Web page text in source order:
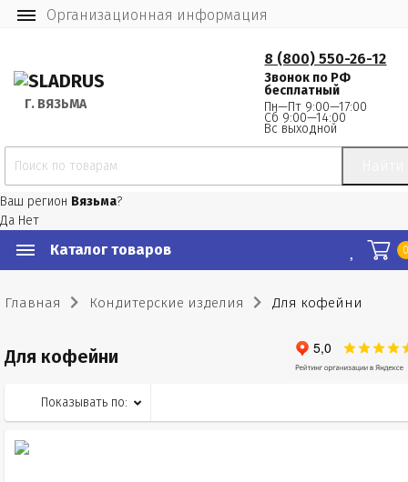
Организационная информация
Г. ВЯЗЬМА
8 (800) 550-26-12
Звонок по РФ
бесплатный
Пн—Пт 9:00—17:00
Сб 9:00—14:00
Вс выходной
Ваш регион Вязьма?
Да Нет
Каталог товаров
Главная Кондитерские изделия Для кофейни
Для кофейни
Показывать по: